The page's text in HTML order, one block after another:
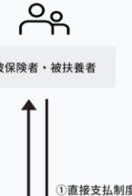
0.7.2.
産休終了
産休中の